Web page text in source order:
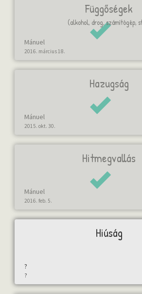
Függőségek
(alkohol, drog, számítógép,
Mánuel
2016. március 18.
Hazugság
Mánuel
2015. okt. 30.
Hitmegvallás
Mánuel
2016. feb. 5.
Hiúság
?
?